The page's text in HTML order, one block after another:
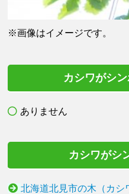
※画像はイメージです。
カシワがシ
ありません
カシワがシ
北海道北見市の木（カシ